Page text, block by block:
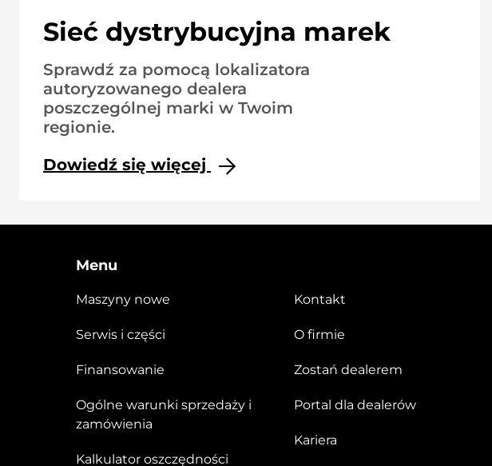
Sieć dystrybucyjna marek
Sprawdź za pomocą lokalizatora
autoryzowanego dealera
poszczególnej marki w Twoim
regionie.
Dowiedź się więcej
Menu
Maszyny nowe
Serwis i części
Finansowanie
Ogólne warunki sprzedaży i
zamówienia
Kalkulator oszczędności
Kontakt
O firmie
Zostań dealerem
Portal dla dealerów
Kariera